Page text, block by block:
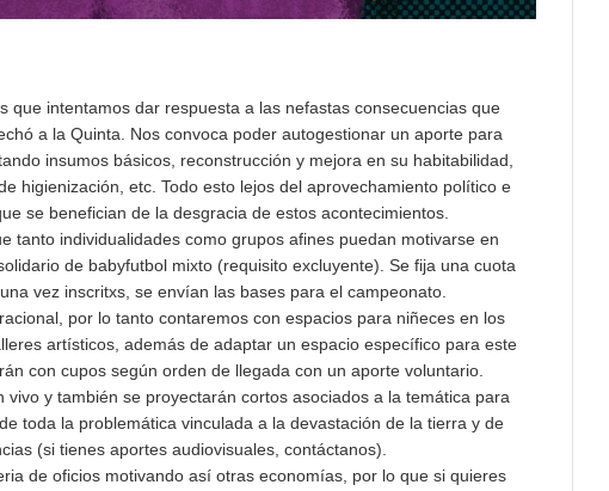
que intentamos dar respuesta a las nefastas consecuencias que
a la Quinta. Nos convoca poder autogestionar un aporte para
insumos básicos, reconstrucción y mejora en su habitabilidad,
higienización, etc. Todo esto lejos del aprovechamiento político e
se benefician de la desgracia de estos acontecimientos.
tanto individualidades como grupos afines puedan motivarse en
de babyfutbol mixto (requisito excluyente). Se fija una cuota
vez inscritxs, se envían las bases para el campeonato.
por lo tanto contaremos con espacios para niñeces en los
artísticos, además de adaptar un espacio específico para este
con cupos según orden de llegada con un aporte voluntario.
vivo y también se proyectarán cortos asociados a la temática para
toda la problemática vinculada a la devastación de la tierra y de
(si tienes aportes audiovisuales, contáctanos).
de oficios motivando así otras economías, por lo que si quieres